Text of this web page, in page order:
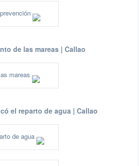
de las mareas | Callao
mareas
el reparto de agua | Callao
de agua